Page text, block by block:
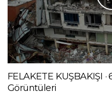
FELAKETE KUŞBAKIŞI
Görüntüleri